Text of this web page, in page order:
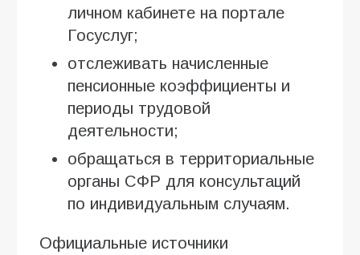
личном кабинете на портале
Госуслуг;
отслеживать начисленные
пенсионные коэффициенты и
периоды трудовой
деятельности;
обращаться в территориальные
органы СФР для консультаций
по индивидуальным случаям.
Официальные источники